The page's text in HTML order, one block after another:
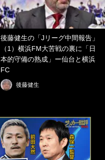
後藤健生の「Jリーグ中間報告」
（1）横浜FM大苦戦の裏に「日
本的守備の熟成」ー仙台と横浜
FC
後藤健生